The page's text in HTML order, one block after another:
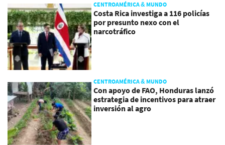
CENTROAMÉRICA & MUNDO
Costa Rica investiga a 116 policías
por presunto nexo con el
narcotráfico
CENTROAMÉRICA & MUNDO
Con apoyo de FAO, Honduras lanzó
estrategia de incentivos para atraer
inversión al agro